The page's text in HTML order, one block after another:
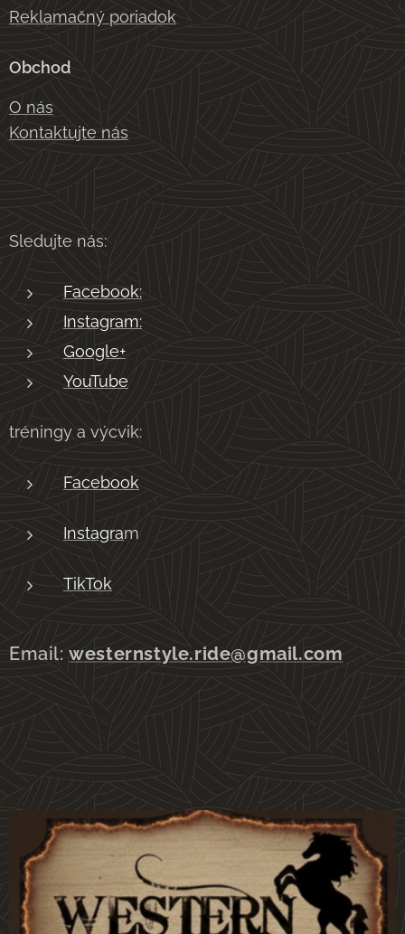
Reklamačný poriadok
Obchod
O nás
Kontaktujte nás
Sledujte nás:
Facebook:
Instagram:
Google+
YouTube
tréningy a výcvik:
Facebook
Instagram
TikTok
Email:westernstyle.ride@gmail.com